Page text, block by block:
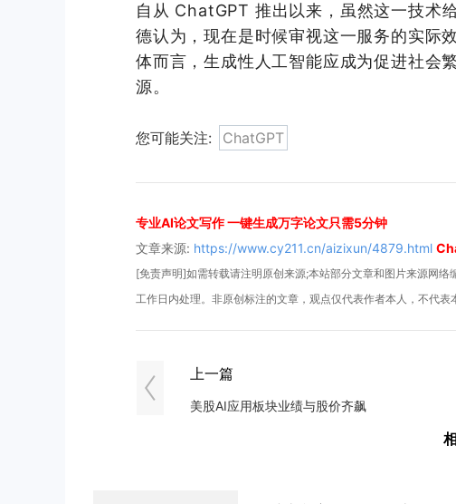
自从 ChatGPT 推出以来，虽然这一技术
德认为，现在是时候审视这一服务的实际
体而言，生成性人工智能应成为促进社会
源。
您可能关注: ChatGPT
专业AI论文写作 一键生成万字论文只需5分钟
文章来源: https://www.cy211.cn/aizixun/4879.html
[免责声明]如需转载请注明原创来源;本站部分文章和图片来源网
工作日内处理。非原创标注的文章，观点仅代表作者本人，不代表
上一篇
美股AI应用板块业绩与股价齐飙